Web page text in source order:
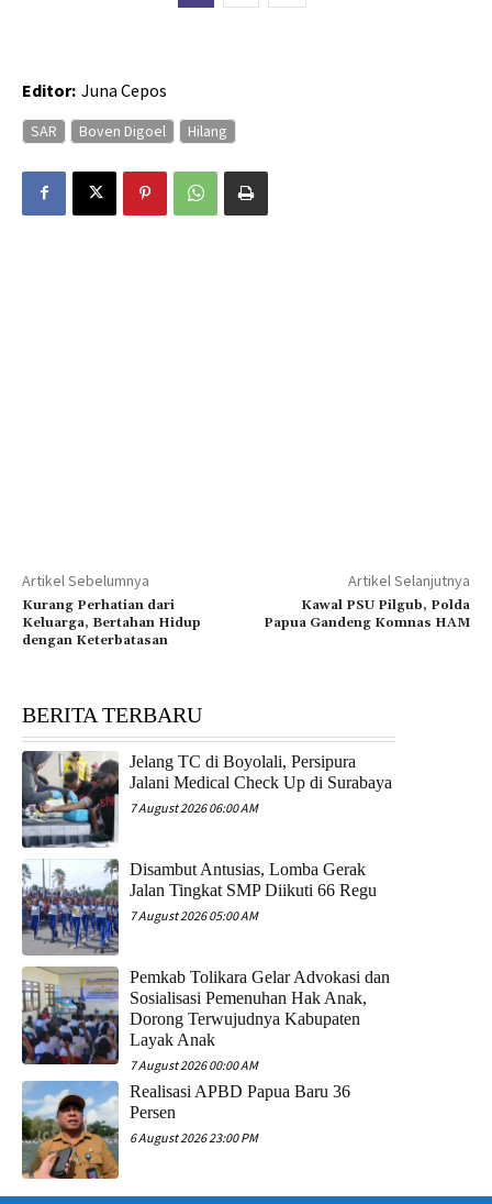
Editor: Juna Cepos
SAR Boven Digoel Hilang
Artikel Sebelumnya
Kurang Perhatian dari
Keluarga, Bertahan Hidup
dengan Keterbatasan
Artikel Selanjutnya
Kawal PSU Pilgub, Polda
Papua Gandeng Komnas HAM
BERITA TERBARU
Jelang TC di Boyolali, Persipura
Jalani Medical Check Up di Surabaya
7 August 2026 06:00 AM
Disambut Antusias, Lomba Gerak
Jalan Tingkat SMP Diikuti 66 Regu
7 August 2026 05:00 AM
Pemkab Tolikara Gelar Advokasi dan
Sosialisasi Pemenuhan Hak Anak,
Dorong Terwujudnya Kabupaten
Layak Anak
7 August 2026 00:00 AM
Realisasi APBD Papua Baru 36
Persen
6 August 2026 23:00 PM